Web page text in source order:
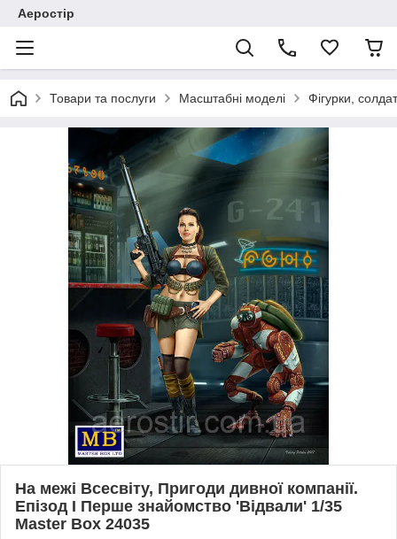
Аеростір
Товари та послуги Масштабні моделі Фігурки,
На межі Всесвіту, Пригоди дивної компанії.
Епізод I Перше знайомство 'Відвали' 1/35
Master Box 24035